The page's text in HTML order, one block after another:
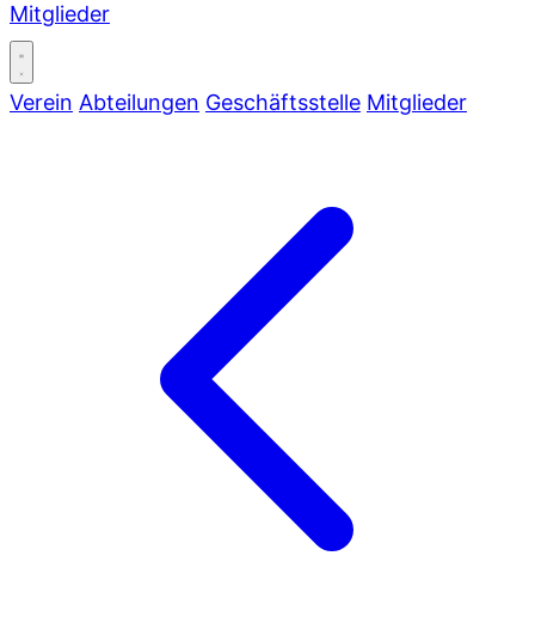
Mitglieder
Verein Abteilungen Geschäftsstelle Mitglieder